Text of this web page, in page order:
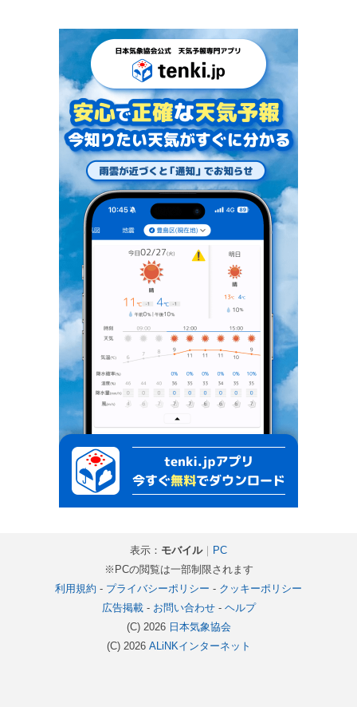
表示： モバイル｜
PC
※PCの閲覧は一部制限されます
利用規約 - プライバシーポリシー - クッキーポリシー
広告掲載- お問い合わせ- ヘルプ
(C) 2026 日本気象協会
(C) 2026 ALiNKインターネット